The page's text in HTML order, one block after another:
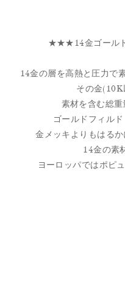
★★★14金ゴール
14金の層を高熱と圧力で
その金(10K
素材を含む総重
ゴールドフィル
金メッキよりもはる
14金の素
ヨーロッパではポピ